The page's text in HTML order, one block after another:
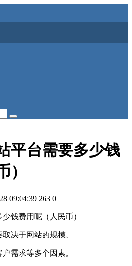
平台需要多少钱
09:04:39 263 0
钱费用呢（人民币）
决于网站的规模、
需求等多个因素。